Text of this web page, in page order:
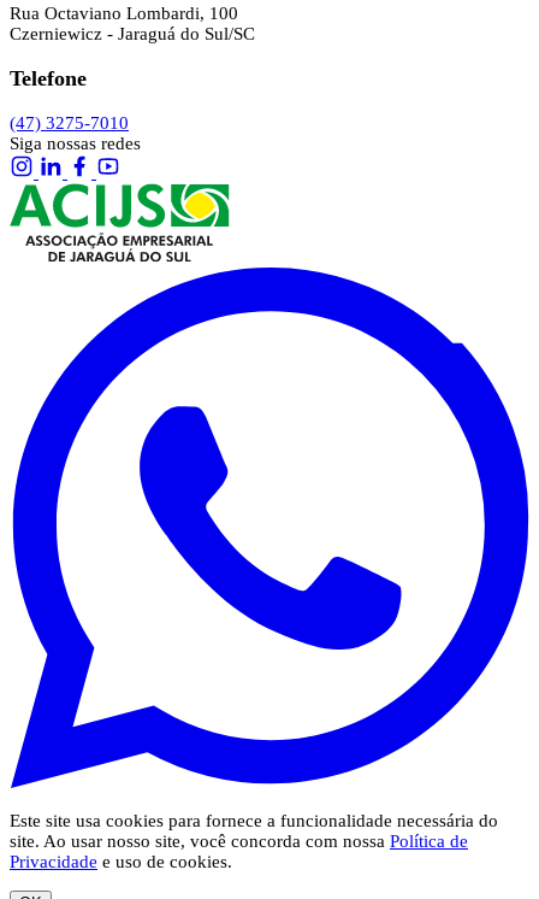
Rua Octaviano Lombardi, 100
Czerniewicz - Jaraguá do Sul/SC
Telefone
(47) 3275-7010
Siga nossas redes
Este site usa cookies para fornece a funcionalidade necessária do
site. Ao usar nosso site, você concorda com nossa Política de
Privacidade e uso de cookies.